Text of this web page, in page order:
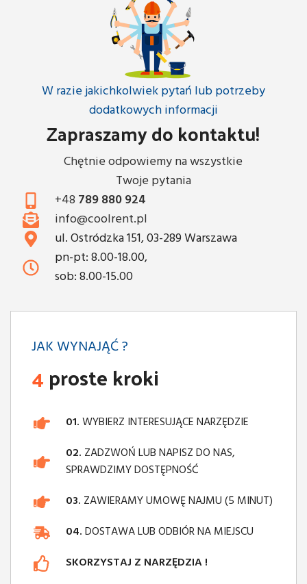
W razie jakichkolwiek pytań lub potrzeby
dodatkowych informacji
Zapraszamy do kontaktu!
Chętnie odpowiemy na wszystkie
Twoje pytania
+48 789 880 924
info@coolrent.pl
ul. Ostródzka 151, 03-289 Warszawa
pn-pt: 8.00-18.00,
sob: 8.00-15.00
JAK WYNAJĄĆ ?
4proste kroki
01.WYBIERZ INTERESUJĄCE NARZĘDZIE
02. ZADZWOŃ LUB NAPISZ DO NAS,
SPRAWDZIMY DOSTĘPNOŚĆ
03. ZAWIERAMY UMOWĘ NAJMU (5 MINUT)
04.DOSTAWA LUB ODBIÓR NA MIEJSCU
SKORZYSTAJ Z NARZĘDZIA !